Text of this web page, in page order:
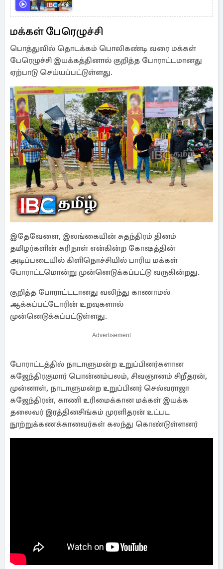
மக்கள் பேரெழுச்சி
பொத்துவில் தொடக்கம் பொலிகண்டி வரை மக்கள்
பேரெழுச்சி இயக்கத்தினால் குறித்த போராட்டமானது
ஏற்பாடு செய்யப்பட்டுள்ளது.
இதேவேளை, இலங்கையின் சுதந்திரம் தினம்
தமிழர்களின் கரிநாள் என்கின்ற கோஷத்தின்
அடிப்படையில் கிளிநொச்சியில் பாரிய மக்கள்
போராட்டமொன்று முன்னெடுக்கப்பட்டு வருகின்றது.
குறித்த போராட்டடானது வலிந்து காணாமல்
ஆக்கப்பட்டோரின் உறவுகளால்
முன்னெடுக்கப்பட்டுள்ளது.
Advertisement
போராட்டத்தில் நாடாளுமன்ற உறுப்பினர்களான
கஜேந்திரகுமார் பொன்னம்பலம், சிவஞானம் சிறீதரன்,
முன்னாள், நாடாளுமன்ற உறுப்பினர் செல்வராஜா
கஜேந்திரன், காணி உரிமைக்கான மக்கள் இயக்க
தலைவர் இரத்தினசிங்கம் முரளிதரன் உட்பட
நூற்றுக்கணக்கானவர்கள் கலந்து கொண்டுள்ளனர்